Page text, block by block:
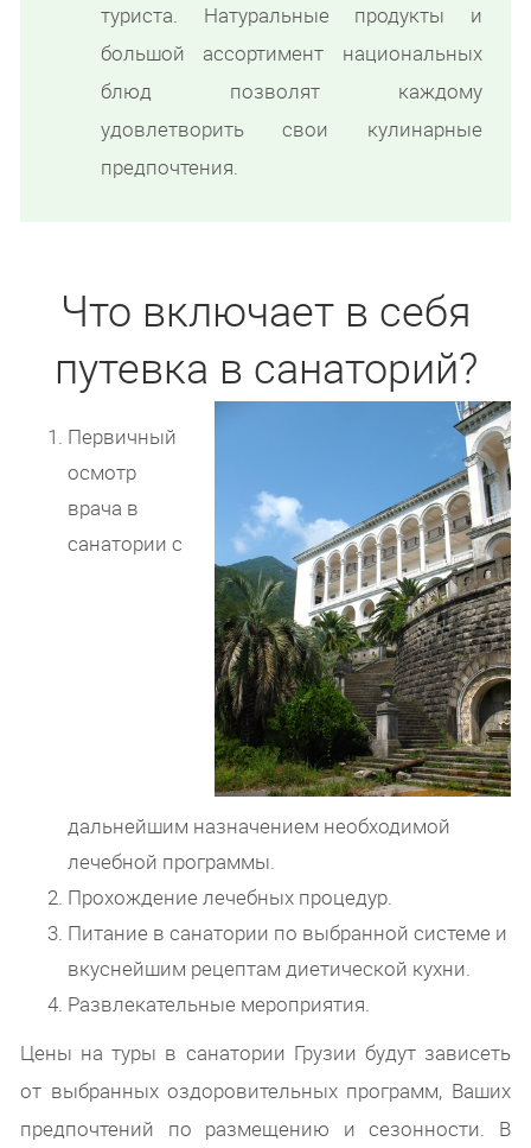
туриста. Натуральные продукты и
большой ассортимент национальных
блюд позволят каждому
удовлетворить свои кулинарные
предпочтения.
Что включает в себя
путевка в санаторий?
Первичный
осмотр
врача в
санатории с
дальнейшим назначением необходимой
лечебной программы.
Прохождение лечебных процедур.
Питание в санатории по выбранной системе и
вкуснейшим рецептам диетической кухни.
Развлекательные мероприятия.
Цены на туры в санатории Грузии будут зависеть
от выбранных оздоровительных программ, Ваших
предпочтений по размещению и сезонности. В